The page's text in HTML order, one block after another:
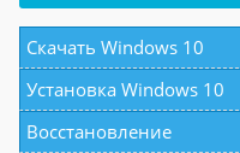
Скачать Windows 10
Установка Windows 10
Восстановление